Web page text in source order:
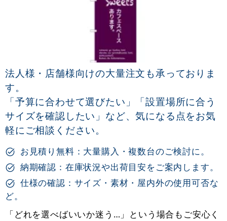
法人様・店舗様向けの大量注文も承っておりま
す。
「予算に合わせて選びたい」「設置場所に合う
サイズを確認したい」など、気になる点をお気
軽にご相談ください。
お見積り無料：大量購入・複数台のご検討に。
納期確認：在庫状況や出荷目安をご案内します。
仕様の確認：サイズ・素材・屋内外の使用可否な
ど。
「どれを選べばいいか迷う…」という場合もご安心く